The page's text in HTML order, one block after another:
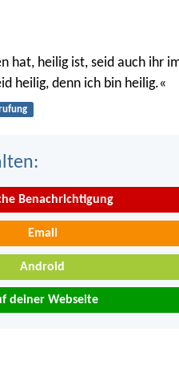
hat, heilig ist, seid auch ihr
heilig, denn ich bin heilig.«
Benachrichtigung
Email
Android
deiner Webseite